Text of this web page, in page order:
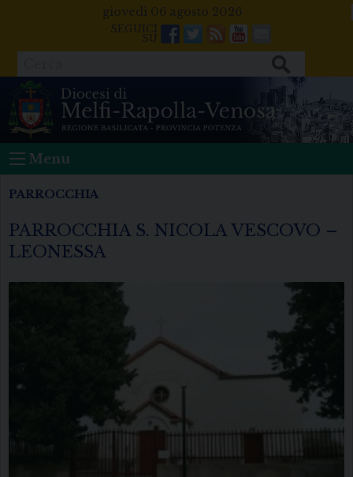
giovedì 06 agosto 2026
Facebook
Twitter
FeedsYoutube
Mail
Menu
PARROCCHIA
PARROCCHIA S. NICOLA VESCOVO –
LEONESSA